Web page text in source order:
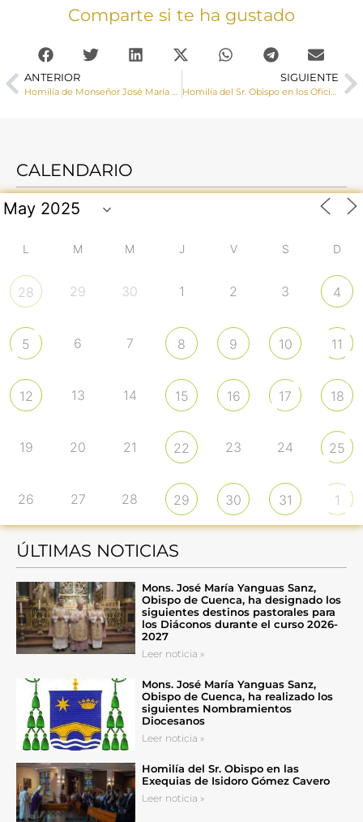
Comparte si te ha gustado
ANTERIOR SIGUIENTE
CALENDARIO
L M M J V S D
28 29 30 1 2 3 4
5 6 7 8 9 10 11
12 13 14 15 16 17 18
19 20 21 22 23 24 25
26 27 28 29 30 31 1
ÚLTIMAS NOTICIAS
Mons. José María Yanguas Sanz,
Obispo de Cuenca, ha designado los
siguientes destinos pastorales para
los Diáconos durante el curso 2026-
2027
Leer noticia »
Mons. José María Yanguas Sanz,
Obispo de Cuenca, ha realizado los
siguientes Nombramientos
Diocesanos
Leer noticia »
Homilía del Sr. Obispo en las
Exequias de Isidoro Gómez Cavero
Leer noticia »